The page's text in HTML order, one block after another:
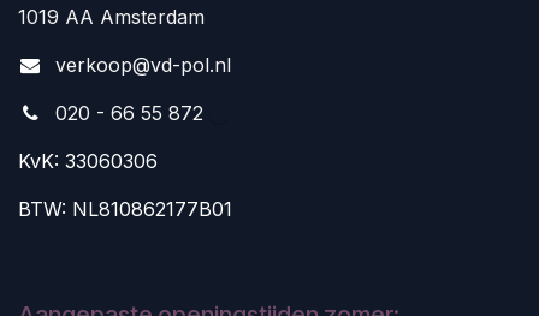
1019 AA Amsterdam
verkoop@vd-pol.nl
020 - 66 55 872
KvK: 33060306
BTW: NL810862177B01